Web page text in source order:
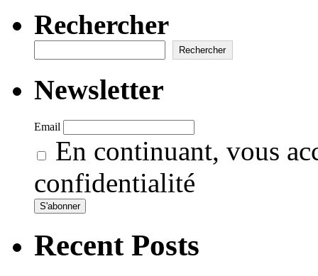
Rechercher
Rechercher
Newsletter
Email
En continuant, vous
confidentialité
Recent Posts